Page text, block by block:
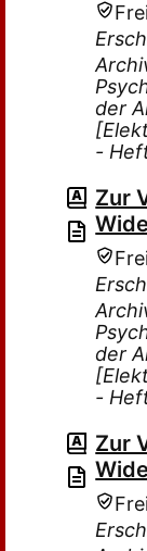
der
-
Zur
der
-
Zur